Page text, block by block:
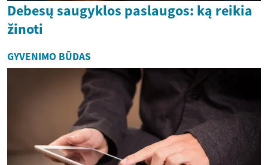
Debesų saugyklos paslaugos: ką reikia
žinoti
GYVENIMO BŪDAS